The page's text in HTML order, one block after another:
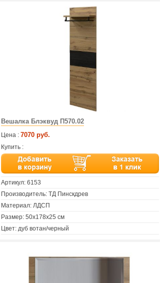
Вешалка Блэквуд П570.02
Цена : 7070 руб.
Купить :
Артикул: 6153
Производитель: ТД Пинскдрев
Материал: ЛДСП
Размер: 50х178х25 см
Цвет: дуб вотан/черный